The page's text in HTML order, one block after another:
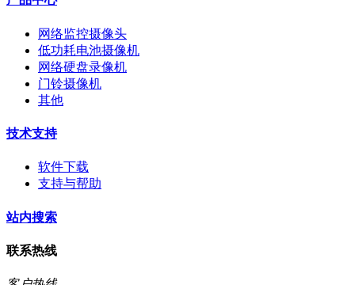
网络监控摄像头
低功耗电池摄像机
网络硬盘录像机
门铃摄像机
其他
技术支持
软件下载
支持与帮助
站内搜索
联系热线